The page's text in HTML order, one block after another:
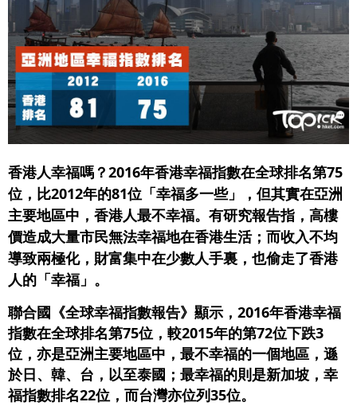
香港人幸福嗎？2016年香港幸福指數在全球排名第75
位，比2012年的81位「幸福多一些」，但其實在亞洲
主要地區中，香港人最不幸福。有研究報告指，高樓
價造成大量市民無法幸福地在香港生活；而收入不均
導致兩極化，財富集中在少數人手裏，也偷走了香港
人的「幸福」。
聯合國《全球幸福指數報告》顯示，2016年香港幸福
指數在全球排名第75位，較2015年的第72位下跌3
位，亦是亞洲主要地區中，最不幸福的一個地區，遜
於日、韓、台，以至泰國；最幸福的則是新加坡，幸
福指數排名22位，而台灣亦位列35位。